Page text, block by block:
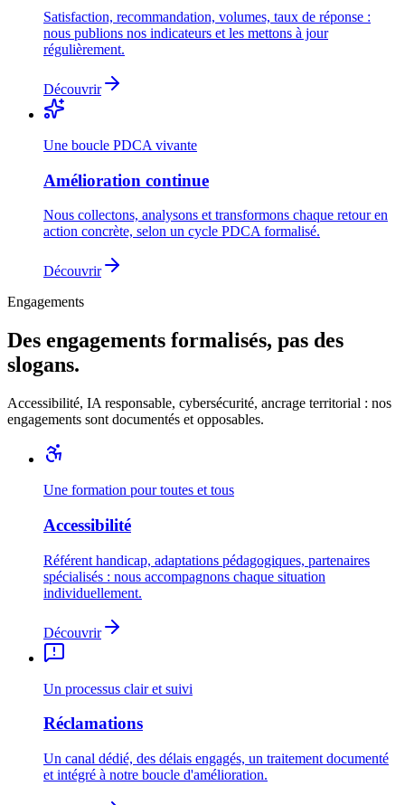
Satisfaction, recommandation, volumes, taux de réponse :
nous publions nos indicateurs et les mettons à jour
régulièrement.
Découvrir
Une boucle PDCA vivante
Amélioration continue
Nous collectons, analysons et transformons chaque retour en
action concrète, selon un cycle PDCA formalisé.
Découvrir
Engagements
Des engagements formalisés, pas des
slogans.
Accessibilité, IA responsable, cybersécurité, ancrage territorial : nos
engagements sont documentés et opposables.
Une formation pour toutes et tous
Accessibilité
Référent handicap, adaptations pédagogiques, partenaires
spécialisés : nous accompagnons chaque situation
individuellement.
Découvrir
Un processus clair et suivi
Réclamations
Un canal dédié, des délais engagés, un traitement documenté
et intégré à notre boucle d'amélioration.